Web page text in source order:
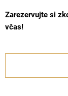
Zarezervujte si
včas!